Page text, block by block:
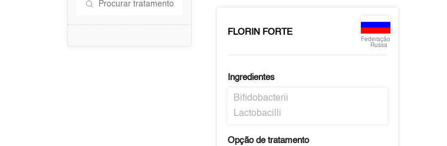
FLORIN FORTE
Federação
Russa
Ingredientes
Bifidobacterii
Lactobacilli
Opção de tratamento